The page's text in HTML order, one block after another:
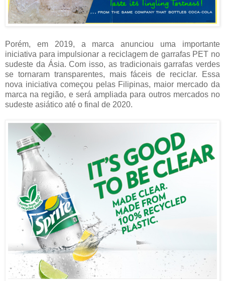
Porém, em 2019, a marca anunciou uma importante
iniciativa para impulsionar a reciclagem de garrafas PET no
sudeste da Ásia. Com isso, as tradicionais garrafas verdes
se tornaram transparentes, mais fáceis de reciclar. Essa
nova iniciativa começou pelas Filipinas, maior mercado da
marca na região, e será ampliada para outros mercados no
sudeste asiático até o final de 2020.